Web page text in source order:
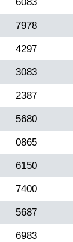
7978
4297
3083
2387
5680
0865
6150
7400
5687
6983